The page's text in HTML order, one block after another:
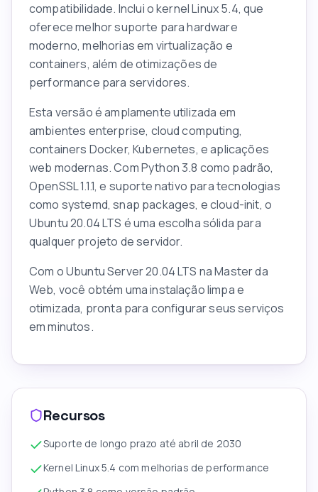
compatibilidade. Inclui o kernel Linux 5.4, que
oferece melhor suporte para hardware
moderno, melhorias em virtualização e
containers, além de otimizações de
performance para servidores.
Esta versão é amplamente utilizada em
ambientes enterprise, cloud computing,
containers Docker, Kubernetes, e aplicações
web modernas. Com Python 3.8 como padrão,
OpenSSL 1.1.1, e suporte nativo para tecnologias
como systemd, snap packages, e cloud-init, o
Ubuntu 20.04 LTS é uma escolha sólida para
qualquer projeto de servidor.
Com o Ubuntu Server 20.04 LTS na Master da
Web, você obtém uma instalação limpa e
otimizada, pronta para configurar seus serviços
em minutos.
Recursos
Suporte de longo prazo até abril de 2030
Kernel Linux 5.4 com melhorias de performance